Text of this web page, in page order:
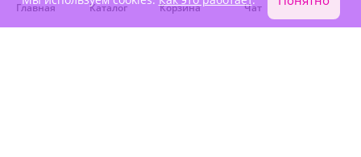
Главная Каталог Корзина Чат Войти